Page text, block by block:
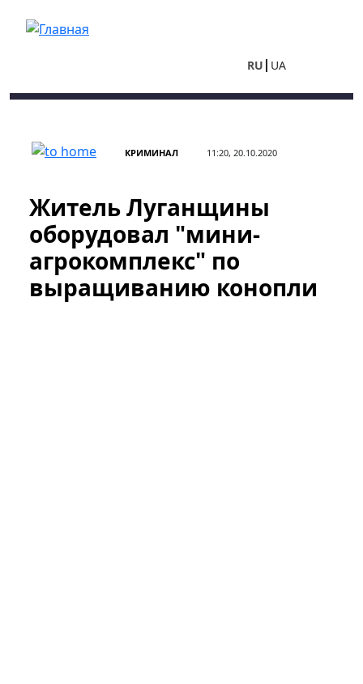
RU UA
КРИМИНАЛ 11:20, 20.10.2020
Житель Луганщины
оборудовал "мини-
агрокомплекс" по
выращиванию конопли